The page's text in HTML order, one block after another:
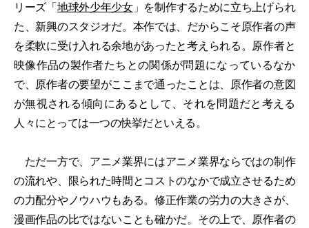
リーズ「地球外少年少女」を制作するために立ち上げられ
た、新興のスタジオだ。本作では、だからこそ原作者の声
を柔軟に受け入れる余地があったと考えられる。原作者と
映像作品の製作者たちとの関係が問題になっているなか
で、原作者の要望がここまで通ったことは、原作者の意図
が無視される傾向にあるとして、それを問題だと考える
人々にとっては一つの快挙だといえる。
ただ一方で、アニメ業界にはアニメ業界ならではの制作
の流れや、限られた時間とコストのなかで成立させるため
の力配分やノウハウもある。修正作業の労力の大きさが、
漫画作品の比ではないことも確かだ。その上で、原作者の